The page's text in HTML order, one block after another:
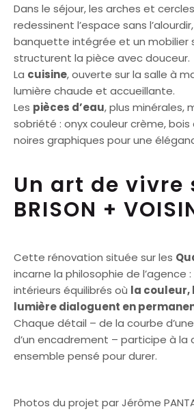
Dans le séjour, les arches et
redessinent l’espace sans
banquette intégrée et un mobilier
structurent la pièce avec douceur.
La cuisine, ouverte sur la salle à
lumière chaude et accueillante.
Les pièces d’eau, plus minérales,
sobriété : onyx couleur crème,
noires graphiques pour une
Un art de vivre
BRISON +
Cette rénovation située sur les
incarne la philosophie de l’agence
intérieurs équilibrés où la couleur,
lumière dialoguent en
Chaque détail – de la courbe
d’un encadrement – participe à la
ensemble pensé pour durer.
Photos du projet par Jérôme